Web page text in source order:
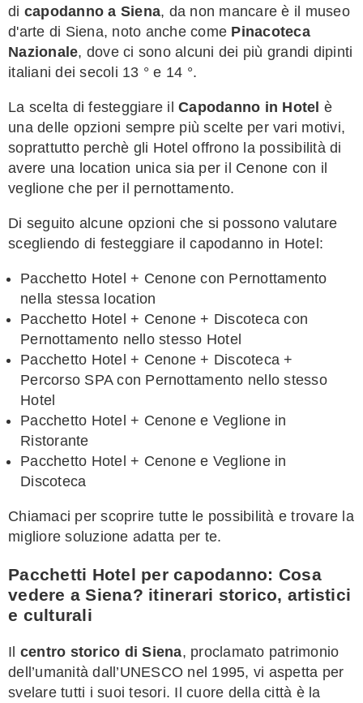
di capodanno a Siena, da non mancare è il museo
d'arte di Siena, noto anche come Pinacoteca
Nazionale, dove ci sono alcuni dei più grandi dipinti
italiani dei secoli 13 ° e 14 °.
La scelta di festeggiare il Capodanno in Hotel è
una delle opzioni sempre più scelte per vari motivi,
soprattutto perchè gli Hotel offrono la possibilità di
avere una location unica sia per il Cenone con il
veglione che per il pernottamento.
Di seguito alcune opzioni che si possono valutare
scegliendo di festeggiare il capodanno in Hotel:
Pacchetto Hotel + Cenone con Pernottamento
nella stessa location
Pacchetto Hotel + Cenone + Discoteca con
Pernottamento nello stesso Hotel
Pacchetto Hotel + Cenone + Discoteca +
Percorso SPA con Pernottamento nello stesso
Hotel
Pacchetto Hotel + Cenone e Veglione in
Ristorante
Pacchetto Hotel + Cenone e Veglione in
Discoteca
Chiamaci per scoprire tutte le possibilità e trovare la
migliore soluzione adatta per te.
Pacchetti Hotel per capodanno: Cosa
vedere a Siena? itinerari storico, artistici
e culturali
Il centro storico di Siena, proclamato patrimonio
dell’umanità dall’UNESCO nel 1995, vi aspetta per
svelare tutti i suoi tesori. Il cuore della città è la